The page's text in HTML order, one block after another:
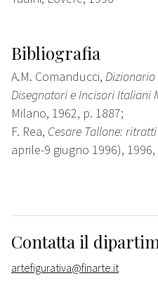
Bibliografia
A.M. Comanducci,
Disegnatori e Incisori Italiani
Milano, 1962, p. 1887;
F. Rea, Cesare Tallone:
aprile-9 giugno 1996),
Contatta il
artefigurativa@finarte.it